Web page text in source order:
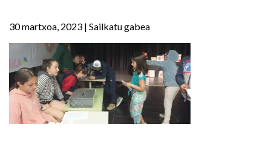
30 martxoa, 2023 | Sailkatu gabea